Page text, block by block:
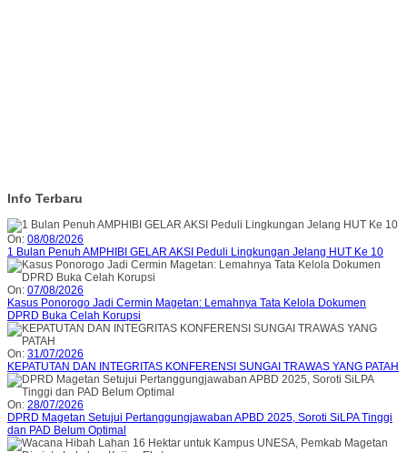
Info Terbaru
On: 08/08/2026
1 Bulan Penuh AMPHIBI GELAR AKSI Peduli Lingkungan Jelang HUT Ke 10
On: 07/08/2026
Kasus Ponorogo Jadi Cermin Magetan: Lemahnya Tata Kelola Dokumen
DPRD Buka Celah Korupsi
On: 31/07/2026
KEPATUTAN DAN INTEGRITAS KONFERENSI SUNGAI TRAWAS YANG PATAH
On: 28/07/2026
DPRD Magetan Setujui Pertanggungjawaban APBD 2025, Soroti SiLPA Tinggi
dan PAD Belum Optimal